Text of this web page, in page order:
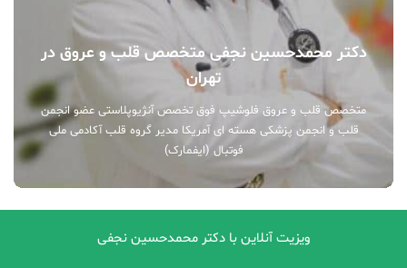
ویزیت آنلاین با دکتر محمدحسین نجفی
دکتر محمدحسین نجفی متخصص قلب و عروق در
تهران
متخصص قلب و عروق فلوشیپ فوق تخصص آنژیوپلاستی عضو انجمن
قلب و انجمن پزشکی هسته ای آمریکا مدیر گروه قلب آکادمی ملی
فوتبال (ایفمارک)